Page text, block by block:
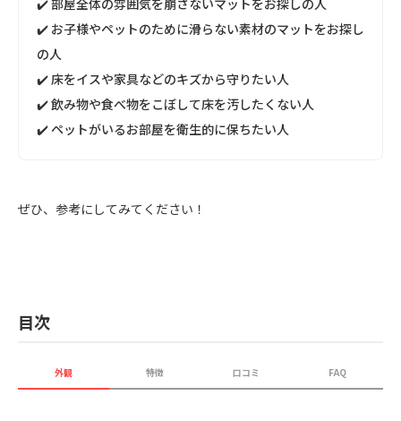
✔️ 部屋全体の雰囲気を崩さないマットをお探しの人
✔️ お子様やペットのために滑らない素材のマットをお探し
の人
✔️ 床をイスや家具などのキズから守りたい人
✔️ 飲み物や食べ物をこぼして床を汚したくない人
✔️ ペットがいるお部屋を衛生的に保ちたい人
ぜひ、参考にしてみてください！
目次
外観 特徴 口コミ FAQ